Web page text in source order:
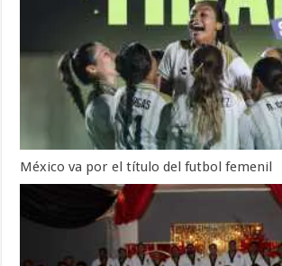
México va por el título del futbol femenil